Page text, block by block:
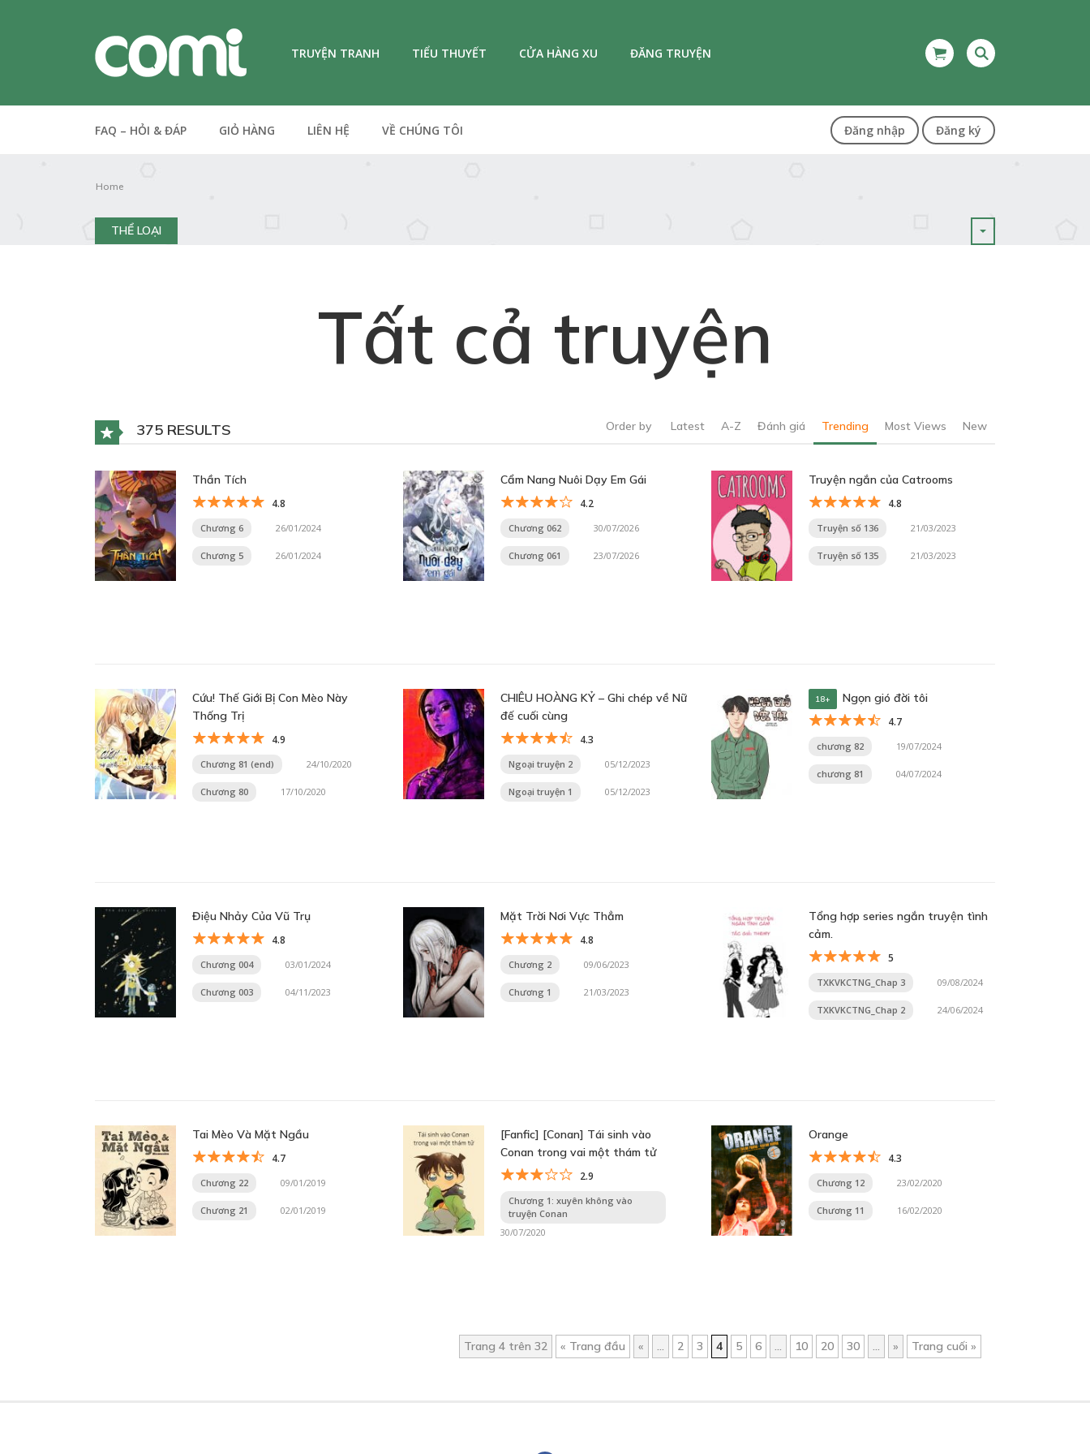
TRUYỆN TRANH TIỂU THUYẾT CỬA HÀNG XU ĐĂNG TRUYỆN
FAQ – HỎI & ĐÁP GIỎ HÀNG LIÊN HỆ VỀ CHÚNG TÔI Đăng nhập Đăng ký
Home
THỂ LOẠI
Tất cả truyện
375 RESULTS Order by Latest A-Z Đánh giá Trending Most Views New
Thần Tích
4.8
Chương 6 26/01/2024
Chương 5 26/01/2024
Cẩm Nang Nuôi Dạy Em Gái
4.2
Chương 062 30/07/2026
Chương 061 23/07/2026
Truyện ngắn của Catrooms
4.8
Truyện số 136 21/03/2023
Truyện số 135 21/03/2023
Cứu! Thế Giới Bị Con Mèo Này
Thống Trị
4.9
Chương 81 (end) 24/10/2020
Chương 80 17/10/2020
CHIÊU HOÀNG KỶ – Ghi chép về Nữ
đế cuối cùng
4.3
Ngoại truyện 2 05/12/2023
Ngoại truyện 1 05/12/2023
18+ Ngọn gió đời tôi
4.7
chương 82 19/07/2024
chương 81 04/07/2024
Điệu Nhảy Của Vũ Trụ
4.8
Chương 004 03/01/2024
Chương 003 04/11/2023
Mặt Trời Nơi Vực Thẳm
4.8
Chương 2 09/06/2023
Chương 1 21/03/2023
Tổng hợp series ngắn truyện tình
cảm.
5
TXKVKCTNG_Chap 3 09/08/2024
TXKVKCTNG_Chap 2 24/06/2024
Tai Mèo Và Mặt Ngầu
4.7
Chương 22 09/01/2019
Chương 21 02/01/2019
[Fanfic] [Conan] Tái sinh vào
Conan trong vai một thám tử
2.9
Chương 1: xuyên không vào
truyện Conan
30/07/2020
Orange
4.3
Chương 12 23/02/2020
Chương 11 16/02/2020
Trang 4 trên 32 « Trang đầu « 2 3 4 5 6 10 20 30 » Trang cuối »